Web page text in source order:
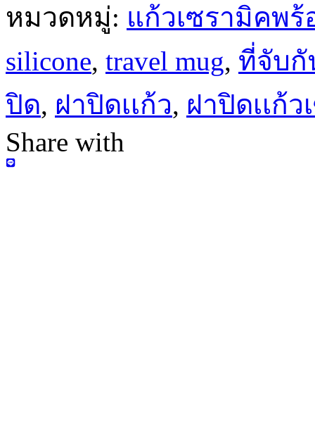
หมวดหมู่: แก้วเซรามิคพร้
silicone, travel mug, ที่จับ
ปิด, ฝาปิดเเก้ว, ฝาปิดเเก้
Share with